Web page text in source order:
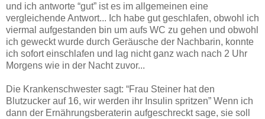
und ich antworte “gut” ist es im allgemeinen eine
vergleichende Antwort... Ich habe gut geschlafen, obwohl ich
viermal aufgestanden bin um aufs WC zu gehen und obwohl
ich geweckt wurde durch Geräusche der Nachbarin, konnte
ich sofort einschlafen und lag nicht ganz wach nach 2 Uhr
Morgens wie in der Nacht zuvor...
Die Krankenschwester sagt: “Frau Steiner hat den
Blutzucker auf 16, wir werden ihr Insulin spritzen” Wenn ich
dann der Ernährungsberaterin aufgeschreckt sage, sie soll